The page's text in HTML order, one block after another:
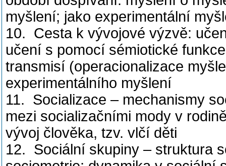
myšlení; jako experimentální
10. Cesta k vývojové výzvě:
učení s pomocí sémiotické
transmisí (operacionalizace
experimentálního myšlení
11. Socializace – mechanismy
mezi socializačními mody v
vývoj člověka, tzv. vlčí děti
12. Sociální skupiny – struktura